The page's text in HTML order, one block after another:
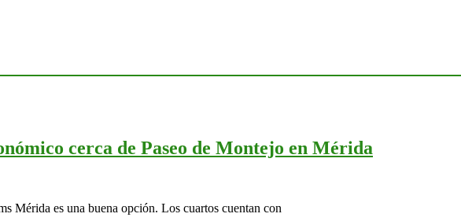
cerca de Paseo de Montejo en Mérida
Mérida es una buena opción. Los cuartos cuentan con